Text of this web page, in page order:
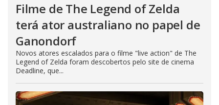
Filme de The Legend of Zelda
terá ator australiano no papel de
Ganondorf
Novos atores escalados para o filme "live action" de The
Legend of Zelda foram descobertos pelo site de cinema
Deadline, que...